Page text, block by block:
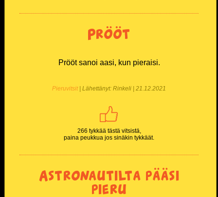
Prööt
Prööt sanoi aasi, kun pieraisi.
Pieruvitsit| Lähettänyt: Rinkeli | 21.12.2021
266 tykkää tästä vitsistä,
paina peukkua jos sinäkin tykkäät.
Astronautilta pääsi
pieru